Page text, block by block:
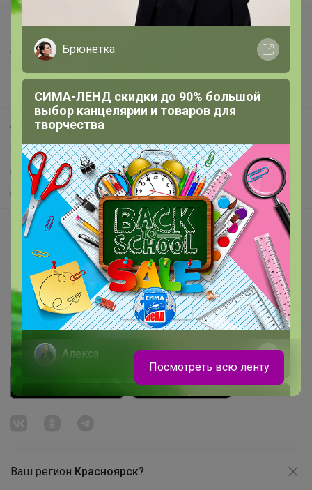
Ваш регион Красноярск?
Все предложения
Анонсы
Новости
Поддержка альпак
Самое выгодное
Хиты продаж
Самое желанное
Самое быстрое
Начать зарабатывать с 24-ok
Picabox.ru - Лучшее место для ваших изображений
Розыгрыш - Генератор случайных чисел
Пульс нашего маркетплейса
Укорачиватель ссылок
Брюнетка
СИМА-ЛЕНД скидки до 90% большой
выбор канцелярии и товаров для
творчества
Алекса
Распродажа школьной обуви ELEGAMI
Посмотреть всю ленту
Продолжая использовать этот сайт и нажимая кнопку